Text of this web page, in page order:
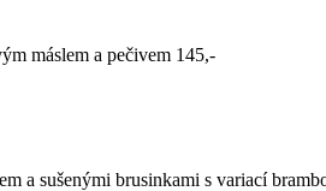
máslem a pečivem 145,-
sušenými brusinkami s variací